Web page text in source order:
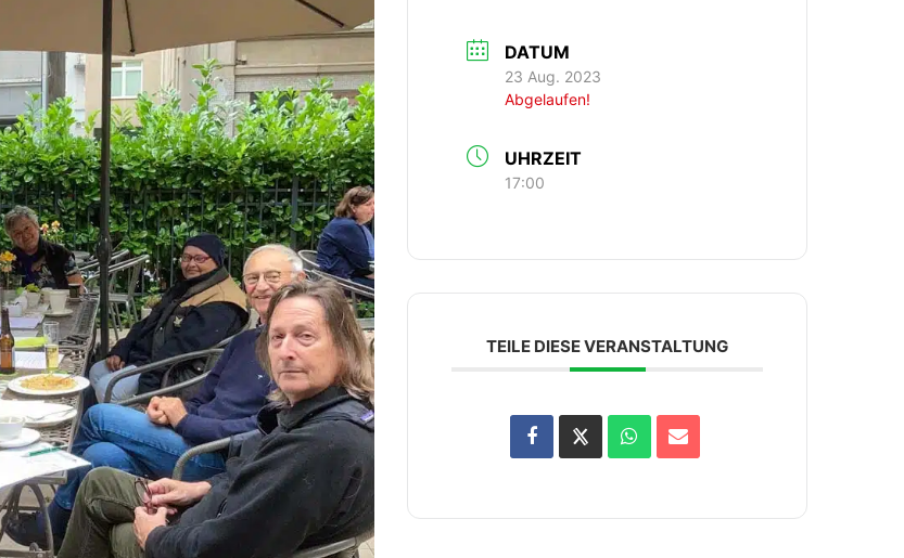
DATUM
23 Aug. 2023
Abgelaufen!
UHRZEIT
17:00
TEILE DIESE VERANSTALTUNG